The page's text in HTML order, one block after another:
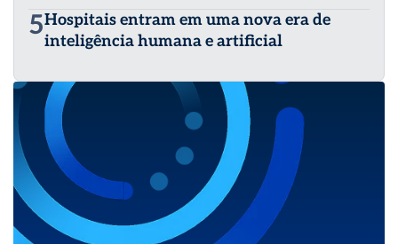
5Hospitais entram em uma nova era de
inteligência humana e artificial